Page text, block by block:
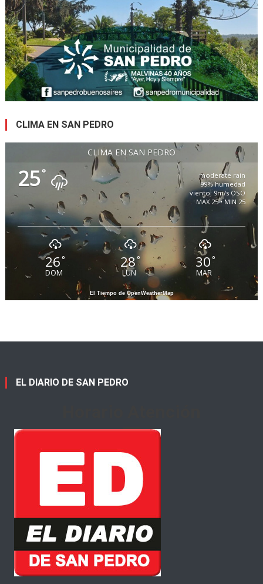
CLIMA EN SAN PEDRO
CLIMA EN SAN PEDRO
25°
moderate rain
99% humedad
viento: 9m/s OSO
MAX 25 • MIN 25
26°
DOM
28 °
LUN
30°
MAR
El Tiempo de OpenWeatherMap
EL DIARIO DE SAN PEDRO